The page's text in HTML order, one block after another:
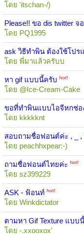
โดย 'itschan-/)
Please!! ขอ dis twitter
โดย PQ1995
ask วิธีทำพิน ต้องใช้โปร
โดย พี่มาแล้วครับบ
หา gif แบบนี้ครับ hot!
โดย @Ice-Cream-Cake
ขอที่ทำพินแบบไอจีหกช่อ
โดย kkkkknt
สอบถามชื่อฟอนต์ค่ะ , _ ,
โดย peachhxpear:-)
ถามชื่อฟอนต์ไทยค่ะ hot!
โดย sz399229
ASK - ฟ้อนท์ hot!
โดย Winkdictator
ตามหา Gif Texture แบบ
โดย -.xxooxox'